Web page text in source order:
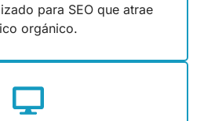
para SEO que atrae
orgánico.